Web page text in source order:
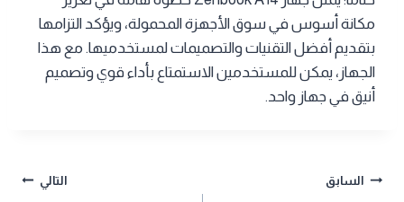
مكانة أسوس في سوق الأجهزة المحمولة، ويؤكد التزامها
بتقديم أفضل التقنيات والتصميمات لمستخدميها. مع هذا
الجهاز، يمكن للمستخدمين الاستمتاع بأداء قوي وتصميم
أنيق في جهاز واحد.
تصفّح
السابق التالي